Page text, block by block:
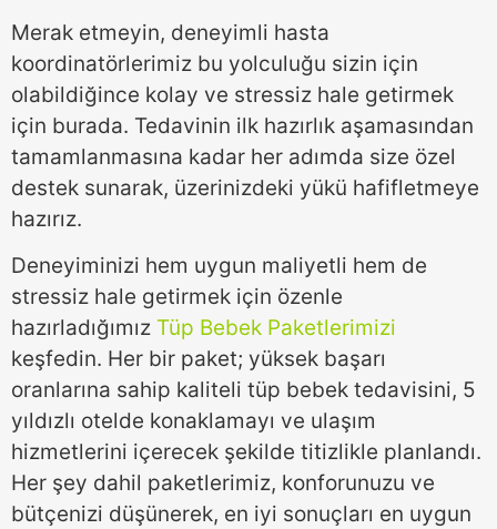
Merak etmeyin, deneyimli hasta
koordinatörlerimiz bu yolculuğu sizin için
olabildiğince kolay ve stressiz hale getirmek
için burada. Tedavinin ilk hazırlık aşamasından
tamamlanmasına kadar her adımda size özel
destek sunarak, üzerinizdeki yükü hafifletmeye
hazırız.
Deneyiminizi hem uygun maliyetli hem de
stressiz hale getirmek için özenle
hazırladığımız Tüp Bebek Paketlerimizi
keşfedin. Her bir paket; yüksek başarı
oranlarına sahip kaliteli tüp bebek tedavisini, 5
yıldızlı otelde konaklamayı ve ulaşım
hizmetlerini içerecek şekilde titizlikle planlandı.
Her şey dahil paketlerimiz, konforunuzu ve
bütçenizi düşünerek, en iyi sonuçları en uygun